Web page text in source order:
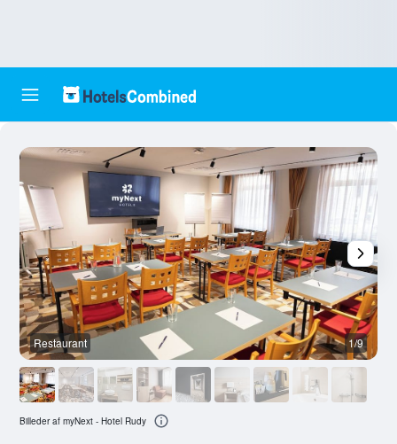
Restaurant 1/9
Billeder af myNext - Hotel Rudy